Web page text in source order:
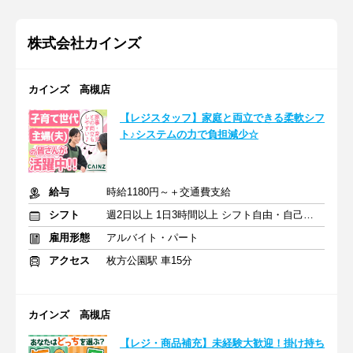
株式会社カインズ
カインズ 高槻店
【レジスタッフ】家庭と両立できる柔軟シフ
ト♪システムの力で負担減少☆
給与
時給1180円～＋交通費支給
シフト
週2日以上 1日3時間以上 シフト自由・自己申告
雇用形態
アルバイト・パート
アクセス
枚方公園駅 車15分
カインズ 高槻店
【レジ・商品補充】未経験大歓迎！掛け持ち